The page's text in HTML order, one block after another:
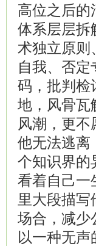
高位之后的
体系层层拆
术独立原则
自我、否
码，批判检
地，风骨瓦
风潮，更
他无法逃离
个知识界的
看着自己一
里大段描写
场合，减少
以一种无